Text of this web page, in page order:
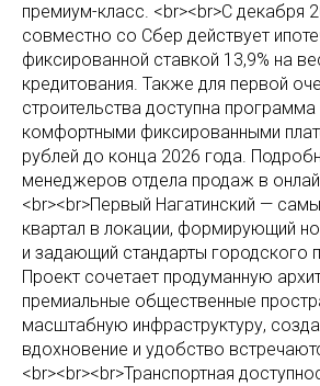
премиум-класс. <br><br>С декабря
совместно со Сбер действует
фиксированной ставкой 13,9% на
кредитования. Также для первой
строительства доступна
комфортными фиксированными
рублей до конца 2026 года.
менеджеров отдела продаж в
<br><br>Первый Нагатинский —
квартал в локации, формирующий
и задающий стандарты городского
Проект сочетает продуманную
премиальные общественные
масштабную инфраструктуру,
вдохновение и удобство
<br><br><br>Транспортная